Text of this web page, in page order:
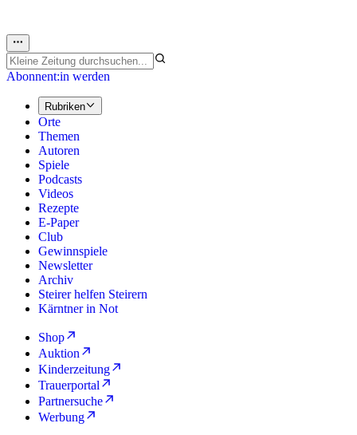
Abonnent:in werden
Rubriken
Orte
Themen
Autoren
Spiele
Podcasts
Videos
Rezepte
E-Paper
Club
Gewinnspiele
Newsletter
Archiv
Steirer helfen Steirern
Kärntner in Not
Shop
Auktion
Kinderzeitung
Trauerportal
Partnersuche
Werbung